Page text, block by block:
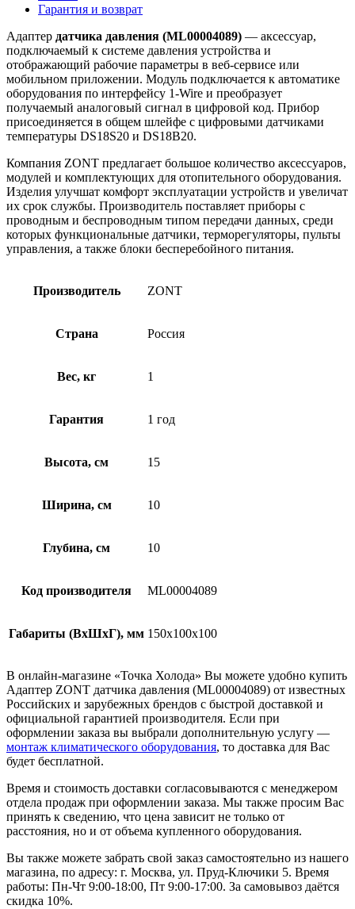
Гарантия и возврат
Адаптер датчика давления (ML00004089) — аксессуар,
подключаемый к системе давления устройства и
отображающий рабочие параметры в веб-сервисе или
мобильном приложении. Модуль подключается к автоматике
оборудования по интерфейсу 1-Wire и преобразует
получаемый аналоговый сигнал в цифровой код. Прибор
присоединяется в общем шлейфе с цифровыми датчиками
температуры DS18S20 и DS18B20.
Компания ZONT предлагает большое количество аксессуаров,
модулей и комплектующих для отопительного оборудования.
Изделия улучшат комфорт эксплуатации устройств и увеличат
их срок службы. Производитель поставляет приборы с
проводным и беспроводным типом передачи данных, среди
которых функциональные датчики, терморегуляторы, пульты
управления, а также блоки бесперебойного питания.
Производитель ZONT
Страна Россия
Вес, кг 1
Гарантия 1 год
Высота, см 15
Ширина, см 10
Глубина, см 10
Код производителя ML00004089
Габариты (ВхШхГ), мм 150х100х100
В онлайн-магазине «Точка Холода» Вы можете удобно купить
Адаптер ZONT датчика давления (ML00004089) от известных
Российских и зарубежных брендов с быстрой доставкой и
официальной гарантией производителя. Если при
оформлении заказа вы выбрали дополнительную услугу —
монтаж климатического оборудования, то доставка для Вас
будет бесплатной.
Время и стоимость доставки согласовываются с менеджером
отдела продаж при оформлении заказа. Мы также просим Вас
принять к сведению, что цена зависит не только от
расстояния, но и от объема купленного оборудования.
Вы также можете забрать свой заказ самостоятельно из нашего
магазина, по адресу: г. Москва, ул. Пруд-Ключики 5. Время
работы: Пн-Чт 9:00-18:00, Пт 9:00-17:00. За самовывоз даётся
скидка 10%.